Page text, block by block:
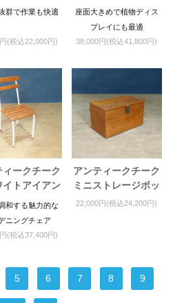
ツール
群で作業も快適
(税込22,000円)
チェア
座面大きめで植物ディス
プレイにも最適
38,000円(税込41,800円)
ィークチーク
イトアイアン
ニングチェア
和する魅力的な
ニングチェア
(税込37,400円)
アンティークチーク
ミニストレージボッ
クス
22,000円(税込24,200円)
5 6 7 8 9